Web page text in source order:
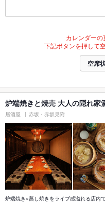
カレンダーの
下記ボタンを押して
空席
炉端焼きと焼売 大人の隠れ家
居酒屋 赤坂・赤坂見附
炉端焼き×蒸し焼きをライブ感溢れる店内